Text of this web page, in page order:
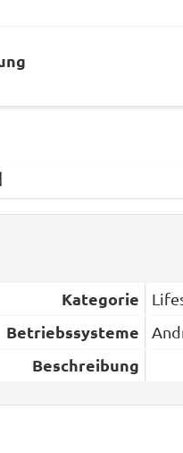
Kategorie
Betriebssysteme
Beschreibung